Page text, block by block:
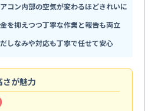
コン内部の空気が変わるほどきれいに
を抑えつつ丁寧な作業と報告も両立
しなみや対応も丁寧で任せて安心
さが魅力